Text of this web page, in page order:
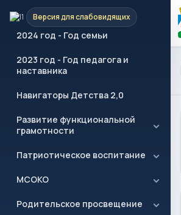
Версия для слабовидящих
Отечества
2024 год - Год семьи
2023 год - Год педагога и
наставника
Навигаторы Детства 2,0
Развитие функциональной
грамотности
Патриотическое воспитание
МСОКО
Родительское просвещение